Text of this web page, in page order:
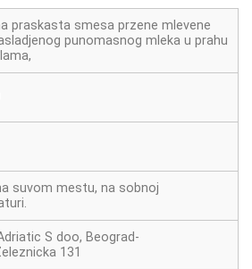
praskasta smesa przene mlevene
punomasnog mleka u prahu
suvom mestu, na sobnoj
S doo, Beograd-
131